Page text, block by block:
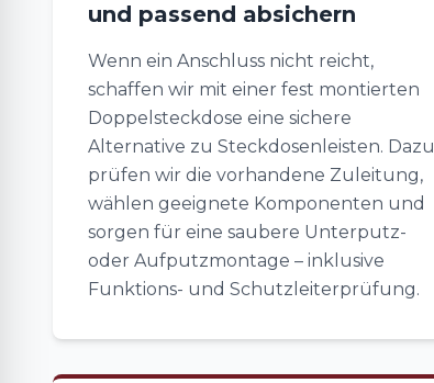
und passend absichern
Wenn ein Anschluss nicht reicht,
schaffen wir mit einer fest montierten
Doppelsteckdose eine sichere
Alternative zu Steckdosenleisten. Dazu
prüfen wir die vorhandene Zuleitung,
wählen geeignete Komponenten und
sorgen für eine saubere Unterputz-
oder Aufputzmontage – inklusive
Funktions- und Schutzleiterprüfung.